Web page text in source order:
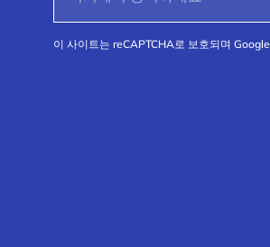
이 사이트는 reCAPTCHA로 보호되며 Google